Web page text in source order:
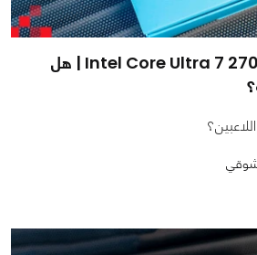
مراجعة معالج Intel Core Ultra 7 270K Plus | هل